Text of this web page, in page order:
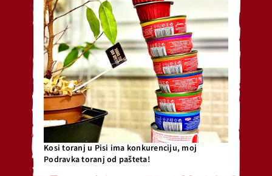
Kosi toranj u Pisi ima konkurenciju, moj
Podravka toranj od pašteta!